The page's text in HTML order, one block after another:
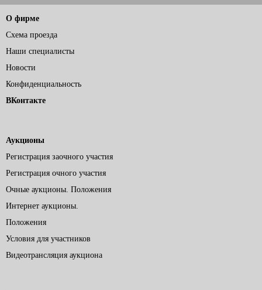
О фирме
Схема проезда
Наши специалисты
Новости
Конфиденциальность
ВКонтакте
Аукционы
Регистрация заочного участия
Регистрация очного участия
Очные аукционы. Положения
Интернет аукционы.
Положения
Условия для участников
Видеотрансляция аукциона